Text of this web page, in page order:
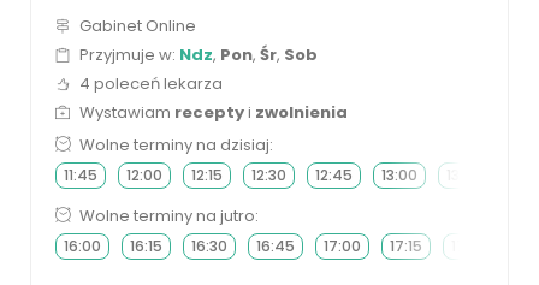
Gabinet Online
Przyjmuje w: Ndz, Pon, Śr, Sob
4 poleceń lekarza
Wystawiam receptyi zwolnienia
Wolne terminy na dzisiaj:
11:45 12:00 12:15 12:30 12:45 13:00
Wolne terminy na jutro:
16:00 16:15 16:30 16:45 17:00 17:15